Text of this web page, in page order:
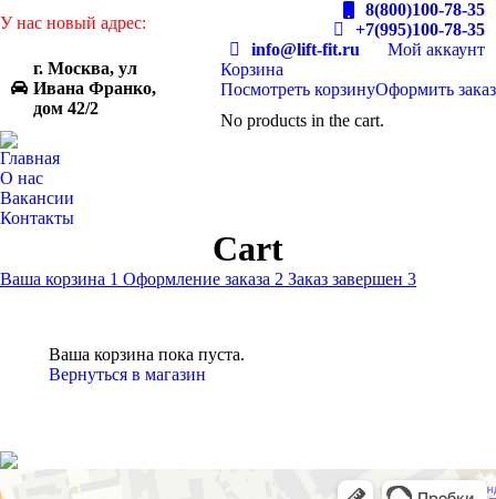
У нас новый адрес:
г. Москва, ул
Ивана Франко,
дом 42/2
8(800)100-78-35
+7(995)100-78-35
info@lift-fit.ru
Мой аккаунт
Корзина
Посмотреть корзинуОформить заказ
No products in the cart.
Главная
О нас
Вакансии
Контакты
Cart
Ваша корзина 1 Оформление заказа 2 Заказ завершен 3
Ваша корзина пока пуста.
Вернуться в магазин